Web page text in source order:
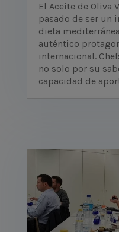
El Aceite de Oliva
pasado de ser un
dieta
auténtico
internacional.
no solo por su
capacidad de